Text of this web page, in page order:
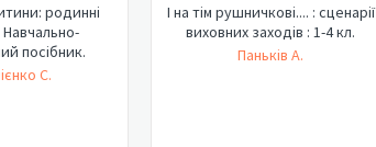
родинні
посібник.
С.
І на тім рушничкові.... : сценарії
виховних заходів : 1-4 кл.
Паньків А.